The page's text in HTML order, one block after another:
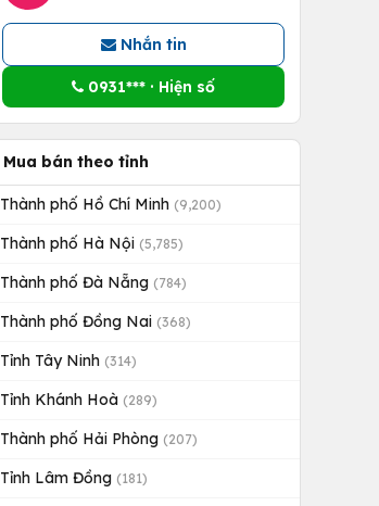
Nhắn tin
0931*** · Hiện số
Mua bán theo tỉnh
Thành phố Hồ Chí Minh (9,200)
Thành phố Hà Nội (5,785)
Thành phố Đà Nẵng (784)
Thành phố Đồng Nai (368)
Tỉnh Tây Ninh (314)
Tỉnh Khánh Hoà (289)
Thành phố Hải Phòng (207)
Tỉnh Lâm Đồng (181)